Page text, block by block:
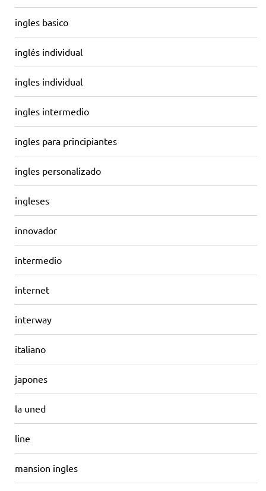
ingles basico
inglés individual
ingles individual
ingles intermedio
ingles para principiantes
ingles personalizado
ingleses
innovador
intermedio
internet
interway
italiano
japones
la uned
line
mansion ingles